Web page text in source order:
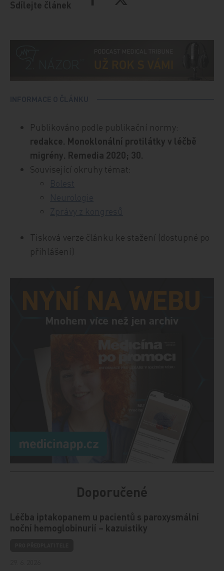
Sdílejte článek
Publikováno podle publikační normy:
redakce. Monoklonální protilátky v léčbě
migrény. Remedia 2020; 30.
Související okruhy témat:
Tisková verze článku ke stažení (dostupné po
přihlášení)
Doporučené
Léčba iptakopanem u pacientů s paroxysmální
noční hemoglobinurií – kazuistiky